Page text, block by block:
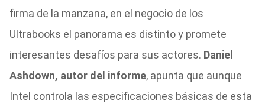
firma de la manzana, en el negocio de los
Ultrabooks el panorama es distinto y promete
interesantes desafíos para sus actores. Daniel
Ashdown, autor del informe, apunta que aunque
Intel controla las especificaciones básicas de esta